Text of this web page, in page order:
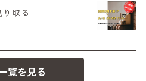
ー）
取る
覧を見る